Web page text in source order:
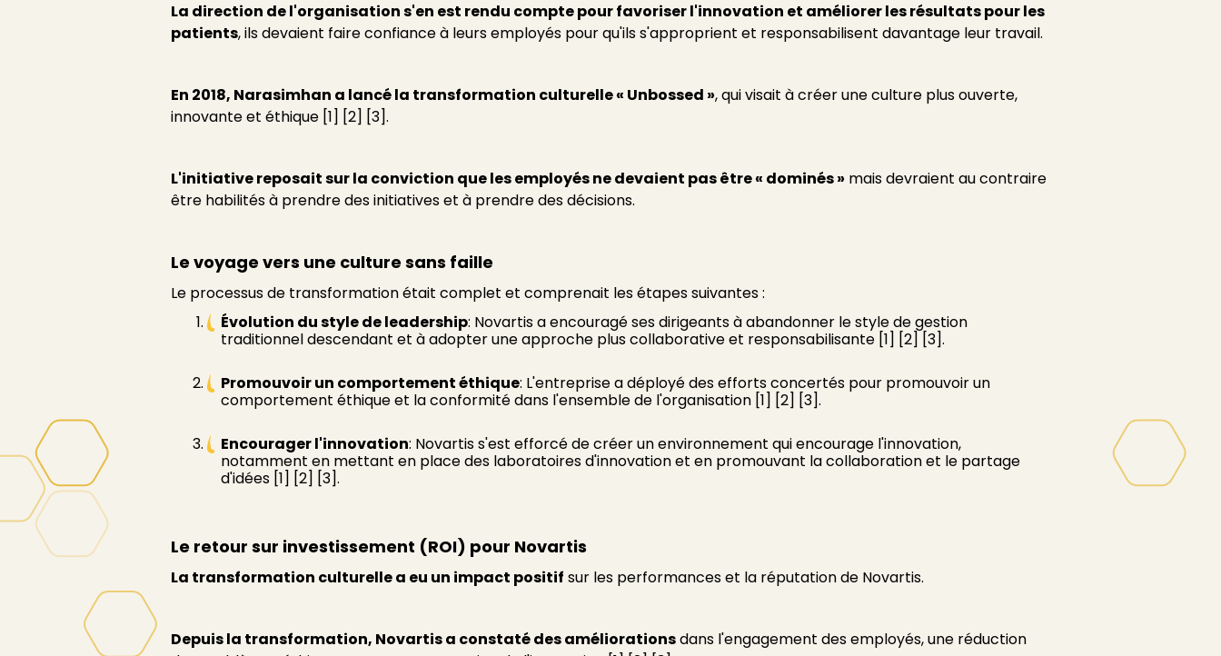
La direction de l'organisation s'en est rendu compte pour favoriser l'innovation et améliorer les résultats pour les
patients, ils devaient faire confiance à leurs employés pour qu'ils s'approprient et responsabilisent davantage leur travail.
En 2018, Narasimhan a lancé la transformation culturelle « Unbossed », qui visait à créer une culture plus ouverte,
innovante et éthique [1] [2] [3].
L'initiative reposait sur la conviction que les employés ne devaient pas être « dominés » mais devraient au contraire
être habilités à prendre des initiatives et à prendre des décisions.
Le voyage vers une culture sans faille
Le processus de transformation était complet et comprenait les étapes suivantes :
Évolution du style de leadership: Novartis a encouragé ses dirigeants à abandonner le style de gestion
traditionnel descendant et à adopter une approche plus collaborative et responsabilisante [1] [2] [3].
Promouvoir un comportement éthique: L'entreprise a déployé des efforts concertés pour promouvoir un
comportement éthique et la conformité dans l'ensemble de l'organisation [1] [2] [3].
Encourager l'innovation: Novartis s'est efforcé de créer un environnement qui encourage l'innovation,
notamment en mettant en place des laboratoires d'innovation et en promouvant la collaboration et le partage
d'idées [1] [2] [3].
Le retour sur investissement (ROI) pour Novartis
La transformation culturelle a eu un impact positif sur les performances et la réputation de Novartis.
Depuis la transformation, Novartis a constaté des améliorationsdans l'engagement des employés, une réduction